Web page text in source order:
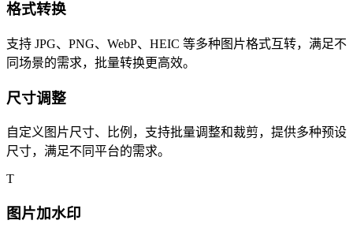
格式转换
支持 JPG、PNG、WebP、HEIC 等多种图片格式互转，满足不
同场景的需求，批量转换更高效。
尺寸调整
自定义图片尺寸、比例，支持批量调整和裁剪，提供多种预设
尺寸，满足不同平台的需求。
T
图片加水印